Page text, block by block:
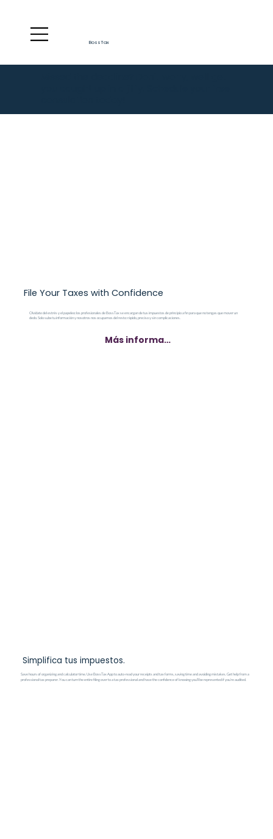
BossTax
File Your Taxes with Confidence
Olvídate del estrés y el papeleo: los profesionales de BossTax se encargan de tus impuestos de principio a fin para que no tengas que mover un
dedo. Solo sube tu información y nosotros nos ocupamos del resto: rápido, preciso y sin complicaciones.
Más información
Simplifica tus impuestos.
Save hours of organizing and calculator time. Use BossTax App to auto-read your receipts and tax forms, saving time and avoiding mistakes. Get help from a
professional tax preparer. You can turn the entire filing over to a tax professional and have the confidence of knowing you’ll be represented if you’re audited.